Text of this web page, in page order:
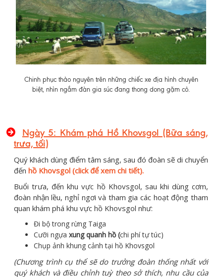
Chinh phục thảo nguyên trên những chiếc xe địa hình chuyên
biệt, nhìn ngắm đàn gia súc đang thong dong gặm cỏ.
Ngày 5: Khám phá Hồ Khovsgol (Bữa sáng,
trưa, tối)
Quý khách dùng điểm tâm sáng, sau đó đoàn sẽ di chuyển
đến hồ Khovsgol (click để xem chi tiết).
Buổi trưa, đến khu vực hồ Khovsgol, sau khi dùng cơm,
đoàn nhận lều, nghỉ ngơi và tham gia các hoạt động tham
quan khám phá khu vực hồ Khovsgol như:
Đi bộ trong rừng Taiga
Cưỡi ngựa xung quanh hồ (chi phí tự túc)
Chụp ảnh khung cảnh tại hồ Khovsgol
(Chương trình cụ thể sẽ do trưởng đoàn thống nhất với
quý khách và điều chỉnh tuỳ theo sở thích, nhu cầu của